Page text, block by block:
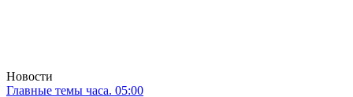
Новости
Главные темы часа. 05:00